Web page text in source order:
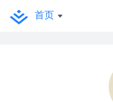
首页